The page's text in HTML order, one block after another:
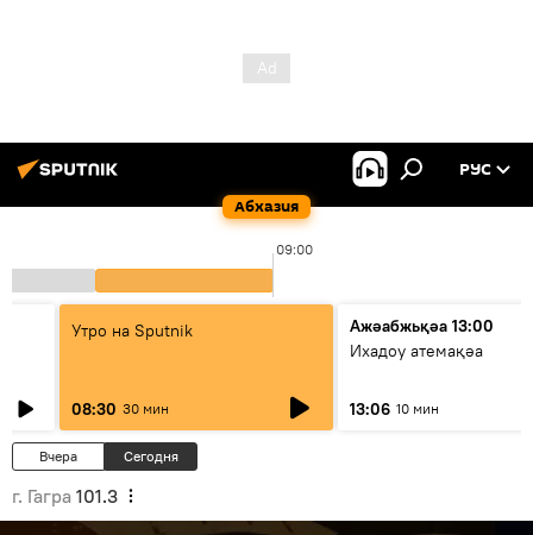
Абхазия
РУС
09:00
Утро на Sputnik
08:30 30 мин
Ажәабжьқәа 13:00
Ихадоу атемақәа
13:06 10 мин
Вчера Сегодня
г. Гагра 101.3